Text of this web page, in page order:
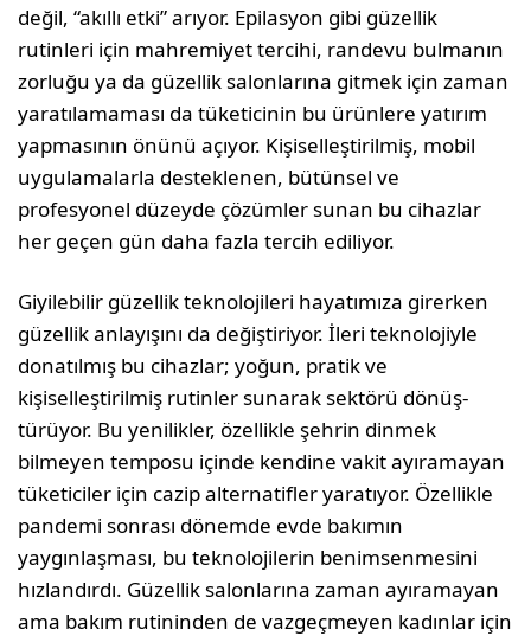
değil, “akıllı etki” arıyor. Epilasyon gibi güzellik
rutinleri için mahremiyet tercihi, randevu bulmanın
zorluğu ya da güzellik salonlarına gitmek için zaman
yaratılamaması da tüketicinin bu ürünlere yatırım
yapmasının önü­nü açıyor. Kişiselleştirilmiş, mobil
uygulamalar­la desteklenen, bütünsel ve
profesyonel düzeyde çözümler sunan bu cihazlar
her geçen gün daha fazla tercih ediliyor.
Giyilebilir güzellik teknolojileri hayatımıza girer­ken
güzellik anlayışını da değiştiriyor. İleri tek­nolojiyle
donatılmış bu cihazlar; yoğun, pratik ve
kişiselleştirilmiş rutinler sunarak sektörü dönüş­
türüyor. Bu yenilikler, özellikle şehrin dinmek
bilmeyen temposu içinde kendine vakit ayırama­yan
tüketiciler için cazip alternatifler yaratıyor. Özellikle
pandemi sonrası dönemde evde bakı­mın
yaygınlaşması, bu teknolojilerin benimsen­mesini
hızlandırdı. Güzellik salonlarına za­man ayıramayan
ama bakım rutininden de vazgeçmeyen kadınlar için